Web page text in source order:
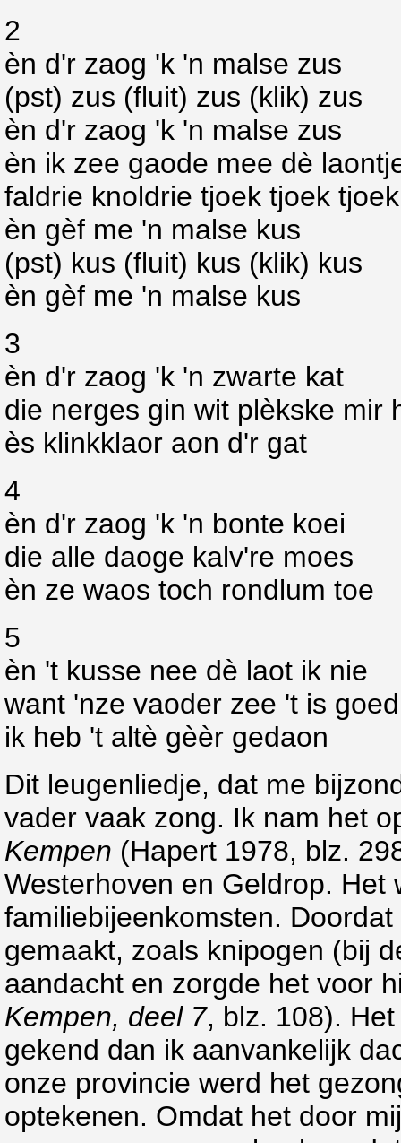
2
èn d'r zaog 'k 'n malse zus
(pst) zus (fluit) zus (klik) zus
èn d'r zaog 'k 'n malse zus
èn ik zee gaode mee dè
faldrie knoldrie tjoek tjoek tjoek
èn gèf me 'n malse kus
(pst) kus (fluit) kus (klik) kus
èn gèf me 'n malse kus
3
èn d'r zaog 'k 'n zwarte kat
die nerges gin wit plèkske mir
ès klinkklaor aon d'r gat
4
èn d'r zaog 'k 'n bonte koei
die alle daoge kalv're moes
èn ze waos toch rondlum toe
5
èn 't kusse nee dè laot ik nie
want 'nze vaoder zee 't is
ik heb 't altè gèèr gedaon
Dit leugenliedje, dat me
vader vaak zong. Ik nam het
Kempen (Hapert 1978, blz.
Westerhoven en Geldrop.
familiebijeenkomsten.
gemaakt, zoals knipogen (bij
aandacht en zorgde het voor
Kempen, deel 7, blz. 108).
gekend dan ik aanvankelijk
onze provincie werd het
optekenen. Omdat het door